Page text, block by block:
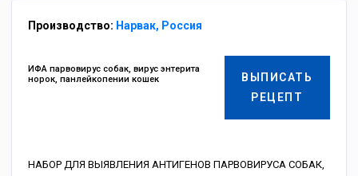
Производство: Нарвак, Россия
ВЫПИСАТЬ
РЕЦЕПТ
ИФА парвовирус собак, вирус энтерита
норок, панлейкопении кошек
НАБОР ДЛЯ ВЫЯВЛЕНИЯ АНТИГЕНОВ ПАРВОВИРУСА СОБАК,